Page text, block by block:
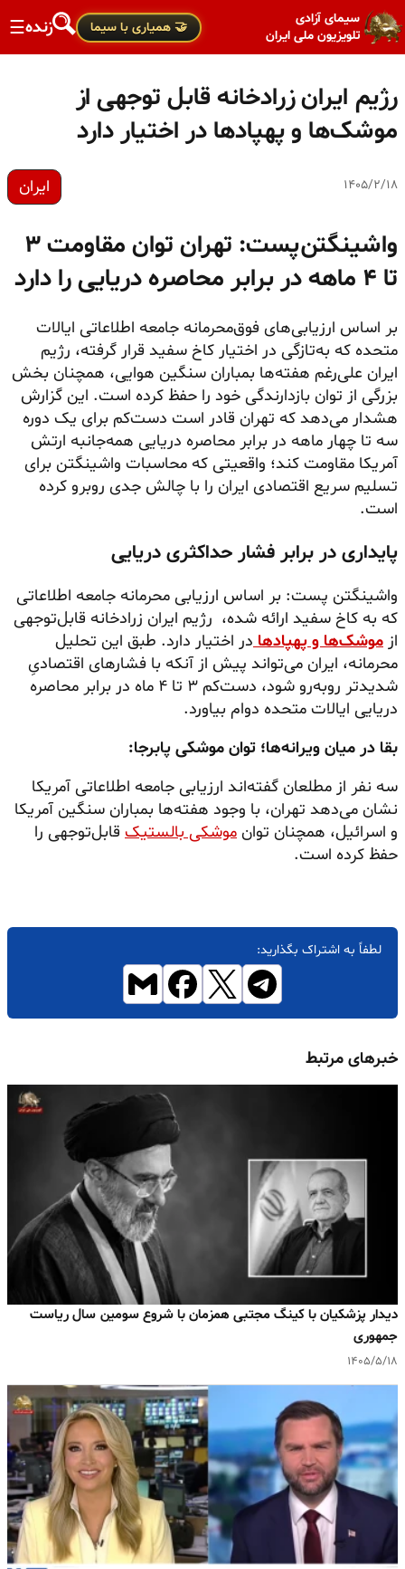
سیمای آزادی
تلویزیون ملی ایران
🤝 همیاری با سیما زنده☰
رژیم ایران زرادخانه قابل‌ توجهی از
موشک‌ها و پهپادها در اختیار دارد
۱۴۰۵/۲/۱۸ ایران
واشینگتن‌پست: تهران توان مقاومت ۳
تا ۴ ماهه در برابر محاصره دریایی را دارد
بر اساس ارزیابی‌های فوق‌محرمانه جامعه اطلاعاتی ایالات
متحده که به‌تازگی در اختیار کاخ سفید قرار گرفته، رژیم
ایران علی‌رغم هفته‌ها بمباران سنگین هوایی، همچنان بخش
بزرگی از توان بازدارندگی خود را حفظ کرده است. این گزارش
هشدار می‌دهد که تهران قادر است دست‌کم برای یک دوره
سه تا چهار ماهه در برابر محاصره دریایی همه‌جانبه ارتش
آمریکا مقاومت کند؛ واقعیتی که محاسبات واشینگتن برای
تسلیم سریع اقتصادی ایران را با چالش جدی روبرو کرده
است.
پایداری در برابر فشار حداکثری دریایی
واشینگتن پست: بر اساس ارزیابی محرمانه جامعه اطلاعاتی
که به کاخ سفید ارائه شده، رژیم ایران زرادخانه قابل‌توجهی
از موشک‌ها و پهپادهادر اختیار دارد. طبق این تحلیل
محرمانه، ایران می‌تواند پیش از آنکه با فشارهای اقتصادیِ
شدیدتر روبه‌رو شود، دست‌کم ۳ تا ۴ ماه در برابر محاصره
دریایی ایالات متحده دوام بیاورد.
بقا در میان ویرانه‌ها؛ توان موشکی پابرجا:
سه نفر از مطلعان گفته‌اند ارزیابی جامعه اطلاعاتی آمریکا
نشان می‌دهد تهران، با وجود هفته‌ها بمباران سنگین آمریکا
و اسرائیل، همچنان توان موشکی بالستیک قابل‌توجهی را
حفظ کرده است.
لطفاً به اشتراک بگذارید:
خبرهای مرتبط
دیدار پزشکیان با کینگ مجتبی همزمان با شروع سومین سال ریاست
جمهوری
۱۴۰۵/۵/۱۸